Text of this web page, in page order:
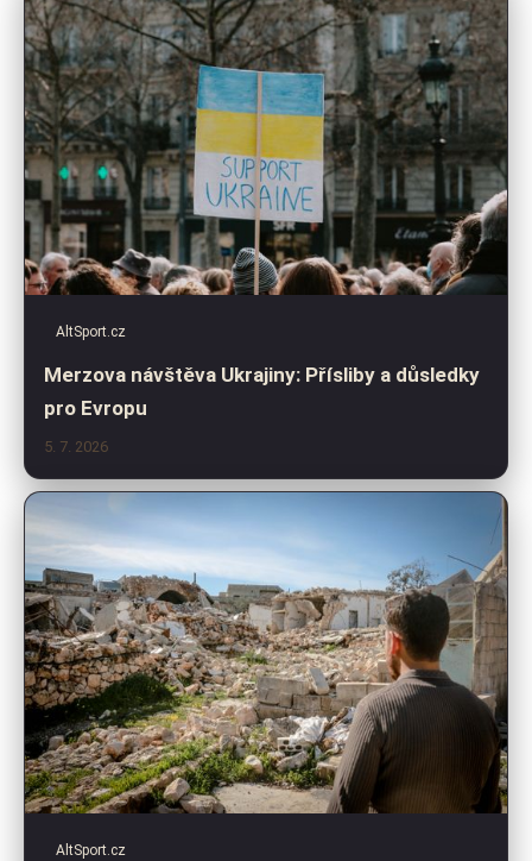
AltSport.cz
Merzova návštěva Ukrajiny: Přísliby a důsledky
pro Evropu
5. 7. 2026
AltSport.cz